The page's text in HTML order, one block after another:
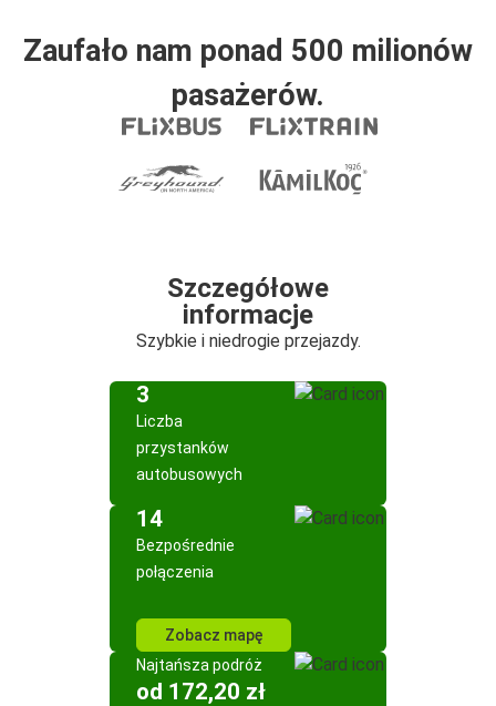
Zaufało nam ponad 500 milionów
pasażerów.
Szczegółowe
informacje
Szybkie i niedrogie przejazdy.
3
Liczba
przystanków
autobusowych
14
Bezpośrednie
połączenia
Zobacz mapę
Najtańsza podróż
od 172,20 zł